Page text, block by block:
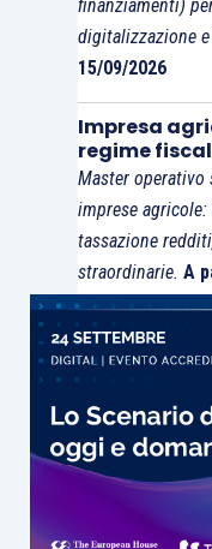
finanziamenti)
digitalizzazione
15/09/2026
Impresa
regime
Master operativo
imprese
tassazione
straordinarie. A